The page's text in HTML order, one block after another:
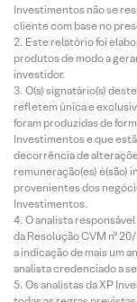
Investimentos não se
cliente com base no
Este relatório foi
produtos de modo a
investidor.
O(s) signatário(s)
refletem única e
foram produzidas de
Investimentos e que
decorrência de
remuneração(es)
provenientes dos
Investimentos.
O analista
da Resolução CVM nº
a indicação de mais um
analista credenciado a
Os analistas da XP